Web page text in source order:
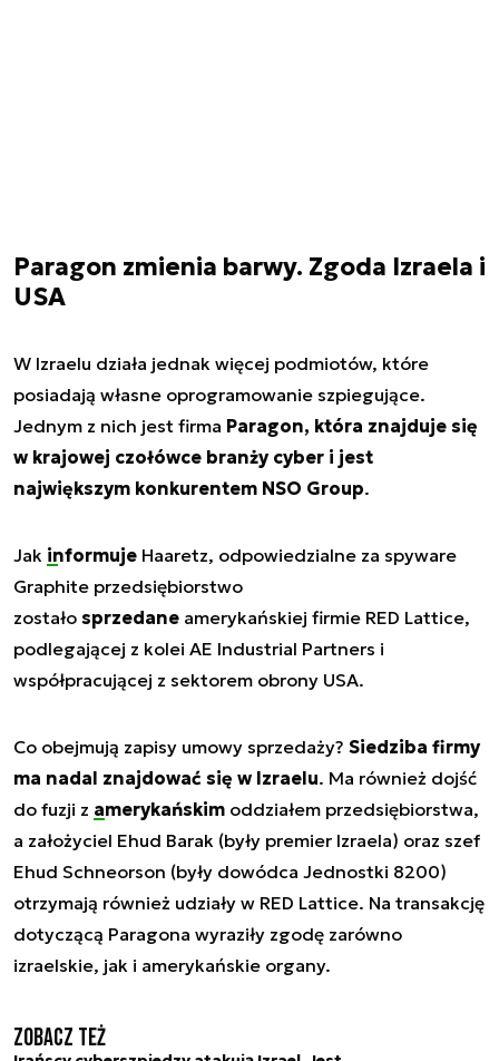
Paragon zmienia barwy. Zgoda Izraela i
USA
W Izraelu działa jednak więcej podmiotów, które
posiadają własne oprogramowanie szpiegujące.
Jednym z nich jest firma Paragon, która znajduje się
w krajowej czołówce branży cyber i jest
największym konkurentem NSO Group.
Jak informuje Haaretz, odpowiedzialne za spyware
Graphite przedsiębiorstwo
zostało sprzedane amerykańskiej firmie RED Lattice,
podlegającej z kolei AE Industrial Partners i
współpracującej z sektorem obrony USA.
Co obejmują zapisy umowy sprzedaży? Siedziba firmy
ma nadal znajdować się w Izraelu. Ma również dojść
do fuzji z amerykańskim oddziałem przedsiębiorstwa,
a założyciel Ehud Barak (były premier Izraela) oraz szef
Ehud Schneorson (były dowódca Jednostki 8200)
otrzymają również udziały w RED Lattice. Na transakcję
dotyczącą Paragona wyraziły zgodę zarówno
izraelskie, jak i amerykańskie organy.
Zobacz też